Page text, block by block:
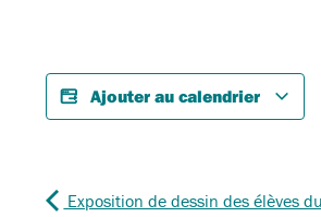
Ajouter au calendrier
Exposition de dessin des élèves du